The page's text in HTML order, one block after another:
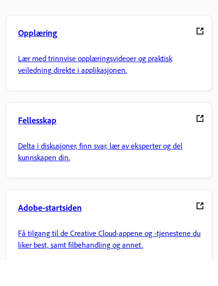
Opplæring
Lær med trinnvise opplæringsvideoer og praktisk
veiledning direkte i applikasjonen.
Fellesskap
Delta i diskusjoner, finn svar, lær av eksperter og del
kunnskapen din.
Adobe-startsiden
Få tilgang til de Creative Cloud-appene og -tjenestene du
liker best, samt filbehandling og annet.